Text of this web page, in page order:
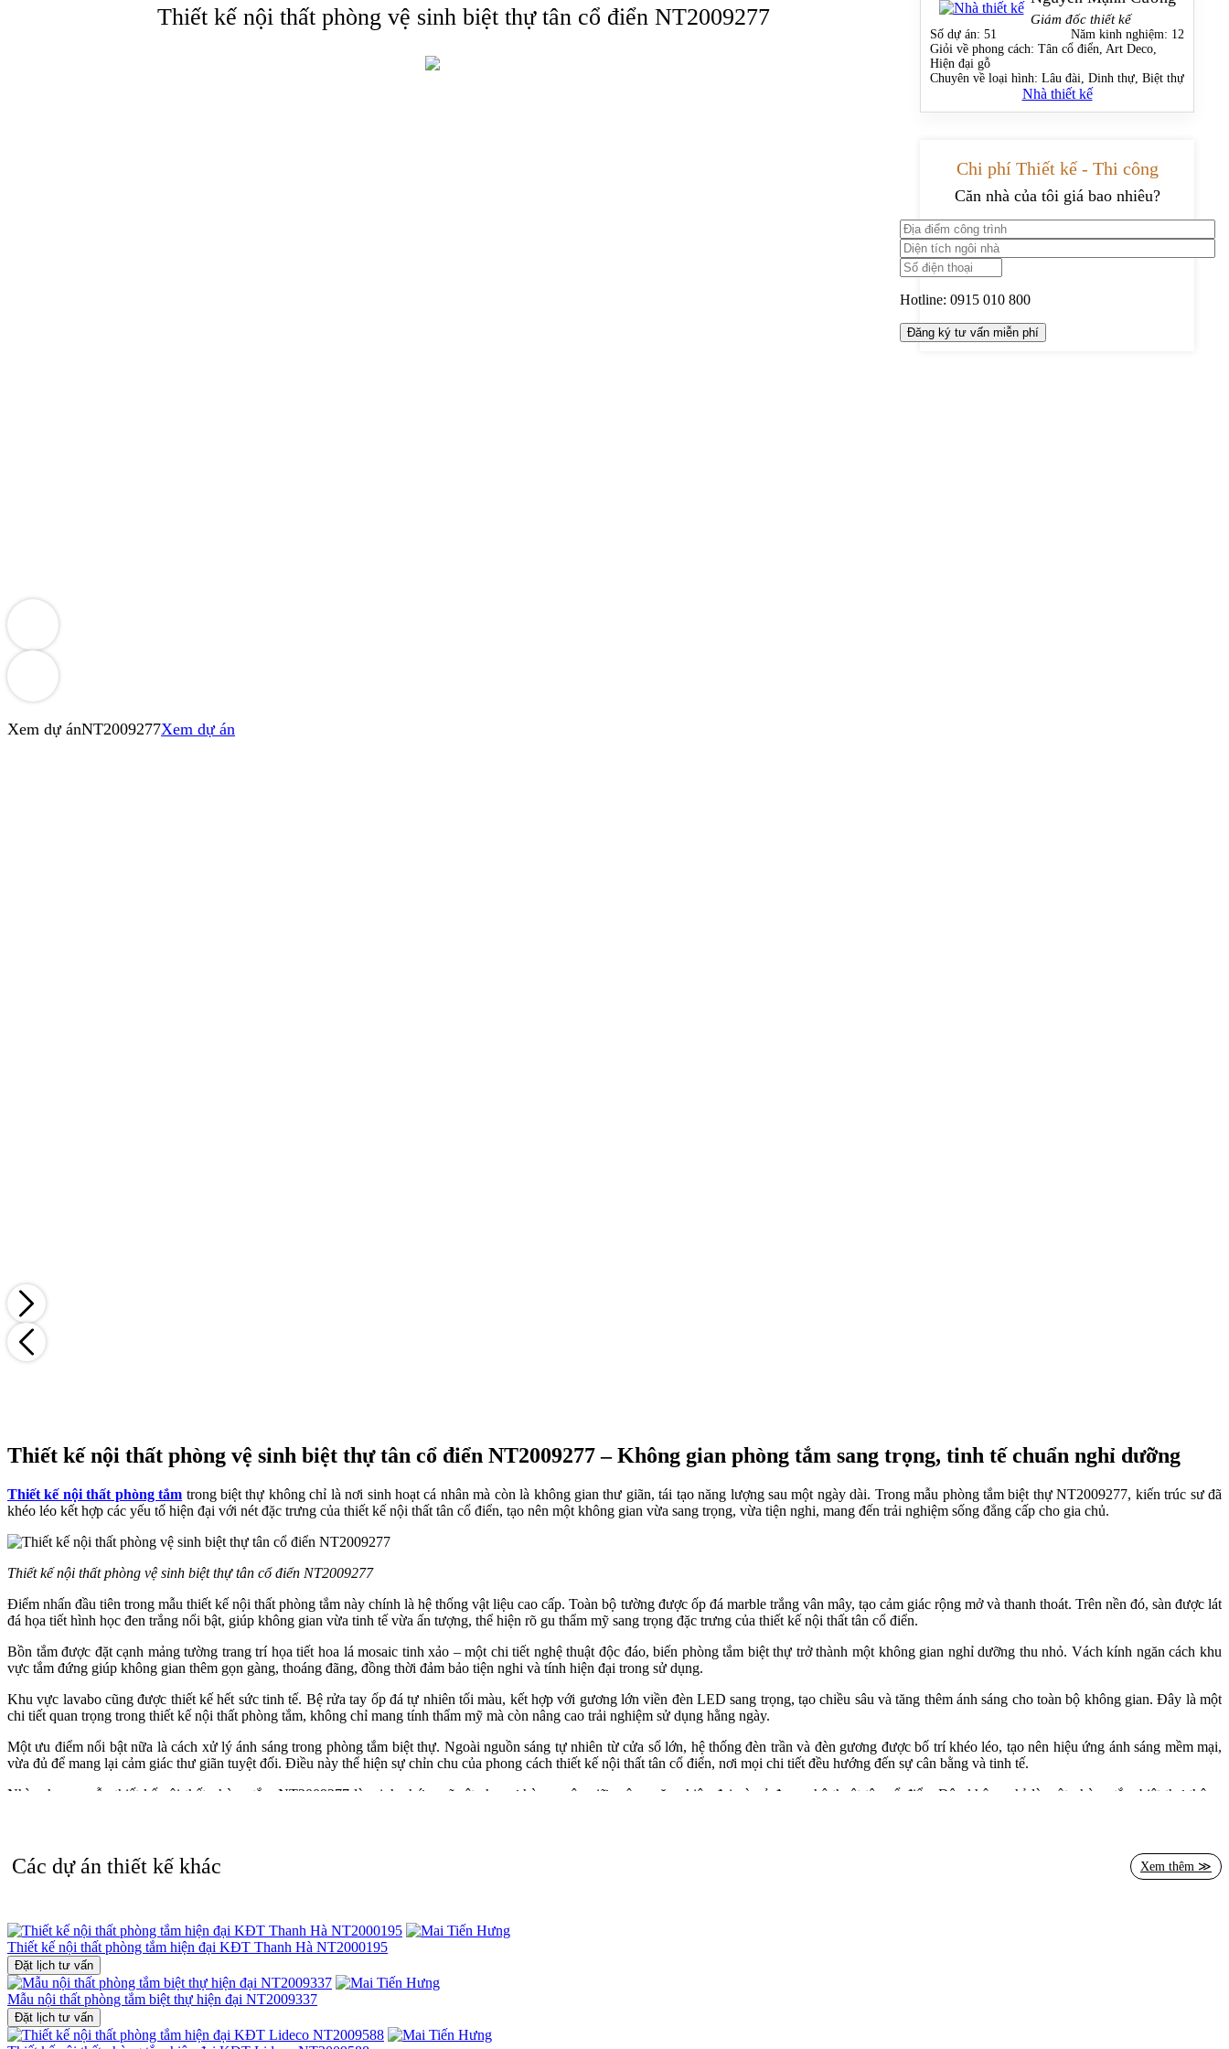
Thiết kế nội thất phòng vệ sinh biệt thự tân cổ điển NT2009277 Giám đốc thiết kế
Số dự án: 51 Năm kinh nghiệm: 12
Giỏi về phong cách: Tân cổ điển, Art Deco,
Hiện đại gỗ
Chuyên về loại hình: Lâu đài, Dinh thự, Biệt thự
Nhà thiết kế
Chi phí Thiết kế - Thi công
Căn nhà của tôi giá bao nhiêu?
Hotline: 0915 010 800
Xem dự ánNT2009277Xem dự án
Thiết kế nội thất phòng vệ sinh biệt thự tân cổ điển NT2009277 – Không gian phòng tắm sang trọng, tinh tế chuẩn nghỉ dưỡng
Thiết kế nội thất phòng tắm trong biệt thự không chỉ là nơi sinh hoạt cá nhân mà còn là không gian thư giãn, tái tạo năng lượng sau một ngày dài. Trong mẫu phòng tắm biệt thự NT2009277, kiến trúc sư đã
khéo léo kết hợp các yếu tố hiện đại với nét đặc trưng của thiết kế nội thất tân cổ điển, tạo nên một không gian vừa sang trọng, vừa tiện nghi, mang đến trải nghiệm sống đẳng cấp cho gia chủ.
Thiết kế nội thất phòng vệ sinh biệt thự tân cổ điển NT2009277
Điểm nhấn đầu tiên trong mẫu thiết kế nội thất phòng tắm này chính là hệ thống vật liệu cao cấp. Toàn bộ tường được ốp đá marble trắng vân mây, tạo cảm giác rộng mở và thanh thoát. Trên nền đó, sàn được lát
đá họa tiết hình học đen trắng nổi bật, giúp không gian vừa tinh tế vừa ấn tượng, thể hiện rõ gu thẩm mỹ sang trọng đặc trưng của thiết kế nội thất tân cổ điển.
Bồn tắm được đặt cạnh mảng tường trang trí họa tiết hoa lá mosaic tinh xảo – một chi tiết nghệ thuật độc đáo, biến phòng tắm biệt thự trở thành một không gian nghỉ dưỡng thu nhỏ. Vách kính ngăn cách khu
vực tắm đứng giúp không gian thêm gọn gàng, thoáng đãng, đồng thời đảm bảo tiện nghi và tính hiện đại trong sử dụng.
Khu vực lavabo cũng được thiết kế hết sức tinh tế. Bệ rửa tay ốp đá tự nhiên tối màu, kết hợp với gương lớn viền đèn LED sang trọng, tạo chiều sâu và tăng thêm ánh sáng cho toàn bộ không gian. Đây là một
chi tiết quan trọng trong thiết kế nội thất phòng tắm, không chỉ mang tính thẩm mỹ mà còn nâng cao trải nghiệm sử dụng hằng ngày.
Một ưu điểm nổi bật nữa là cách xử lý ánh sáng trong phòng tắm biệt thự. Ngoài nguồn sáng tự nhiên từ cửa sổ lớn, hệ thống đèn trần và đèn gương được bố trí khéo léo, tạo nên hiệu ứng ánh sáng mềm mại,
vừa đủ để mang lại cảm giác thư giãn tuyệt đối. Điều này thể hiện sự chỉn chu của phong cách thiết kế nội thất tân cổ điển, nơi mọi chi tiết đều hướng đến sự cân bằng và tinh tế.
Nhìn chung, mẫu thiết kế nội thất phòng tắm NT2009277 là minh chứng rõ rệt cho sự hòa quyện giữa công năng hiện đại và vẻ đẹp nghệ thuật tân cổ điển. Đây không chỉ là một phòng tắm biệt thự thông
0915010800 để được tư vấn và sở hữu không gian phòng tắm đẳng cấp cho biệt thự của mình.
Các dự án thiết kế khác Xem thêm ≫
Thiết kế nội thất phòng tắm hiện đại KĐT Thanh Hà NT2000195
Đặt lịch tư vấn
Mẫu nội thất phòng tắm biệt thự hiện đại NT2009337
Đặt lịch tư vấn